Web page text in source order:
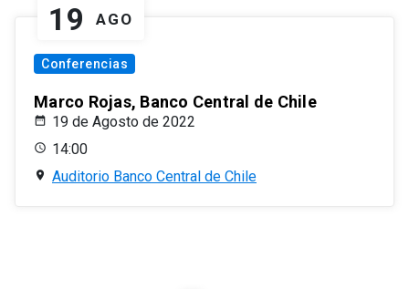
19 AGO
Conferencias
Marco Rojas, Banco Central de Chile
19 de Agosto de 2022
14:00
Auditorio Banco Central de Chile